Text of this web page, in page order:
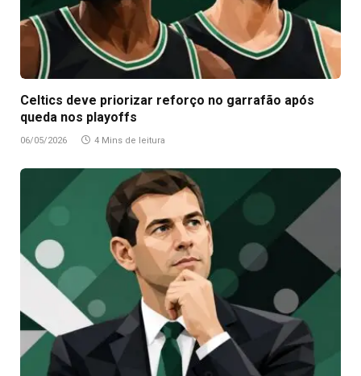
Celtics deve priorizar reforço no garrafão após
queda nos playoffs
06/05/2026 4 Mins de leitura